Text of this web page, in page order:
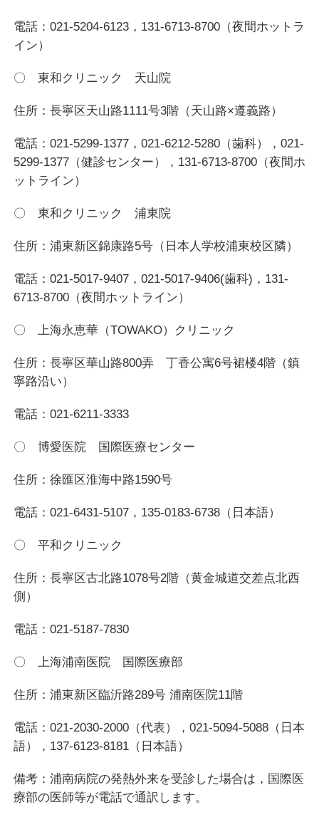
電話：021-5204-6123，131-6713-8700（夜間ホットラ
イン）
〇 東和クリニック 天山院
住所：長寧区天山路1111号3階（天山路×遵義路）
電話：021-5299-1377，021-6212-5280（歯科），021-
5299-1377（健診センター），131-6713-8700（夜間ホ
ットライン）
〇 東和クリニック 浦東院
住所：浦東新区錦康路5号（日本人学校浦東校区隣）
電話：021-5017-9407，021-5017-9406(歯科)，131-
6713-8700（夜間ホットライン）
〇 上海永恵華（TOWAKO）クリニック
住所：長寧区華山路800弄 丁香公寓6号裙楼4階（鎮
寧路沿い）
電話：021-6211-3333
〇 博愛医院 国際医療センター
住所：徐匯区淮海中路1590号
電話：021-6431-5107，135-0183-6738（日本語）
〇 平和クリニック
住所：長寧区古北路1078号2階（黄金城道交差点北西
側）
電話：021-5187-7830
〇 上海浦南医院 国際医療部
住所：浦東新区臨沂路289号 浦南医院11階
電話：021-2030-2000（代表），021-5094-5088（日本
語），137-6123-8181（日本語）
備考：浦南病院の発熱外来を受診した場合は，国際医
療部の医師等が電話で通訳します。